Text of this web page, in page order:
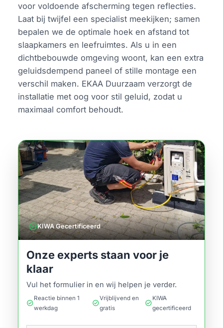
voor voldoende afscherming tegen reflecties.
Laat bij twijfel een specialist meekijken; samen
bepalen we de optimale hoek en afstand tot
slaapkamers en leefruimtes. Als u in een
dichtbebouwde omgeving woont, kan een extra
geluidsdempend paneel of stille montage een
verschil maken. EKAA Duurzaam verzorgt de
installatie met oog voor stil geluid, zodat u
maximaal comfort behoudt.
verifiedKIWA Gecertificeerd
Onze experts staan voor je
klaar
Vul het formulier in en wij helpen je verder.
check_circle
Reactie binnen 1
werkdag
check_circle
Vrijblijvend en
gratis
check_circle
KIWA
gecertificeerd